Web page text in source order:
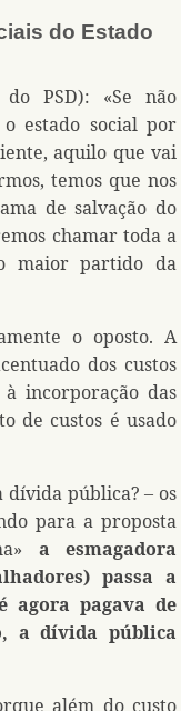
do Estado
PSD): «Se não
estado social por
aquilo que vai
temos que nos
de salvação do
chamar toda a
maior partido da
o oposto. A
dos custos
incorporação das
de custos é usado
dívida pública? – os
para a proposta
a esmagadora
passa a
agora pagava de
a dívida pública
além do custo